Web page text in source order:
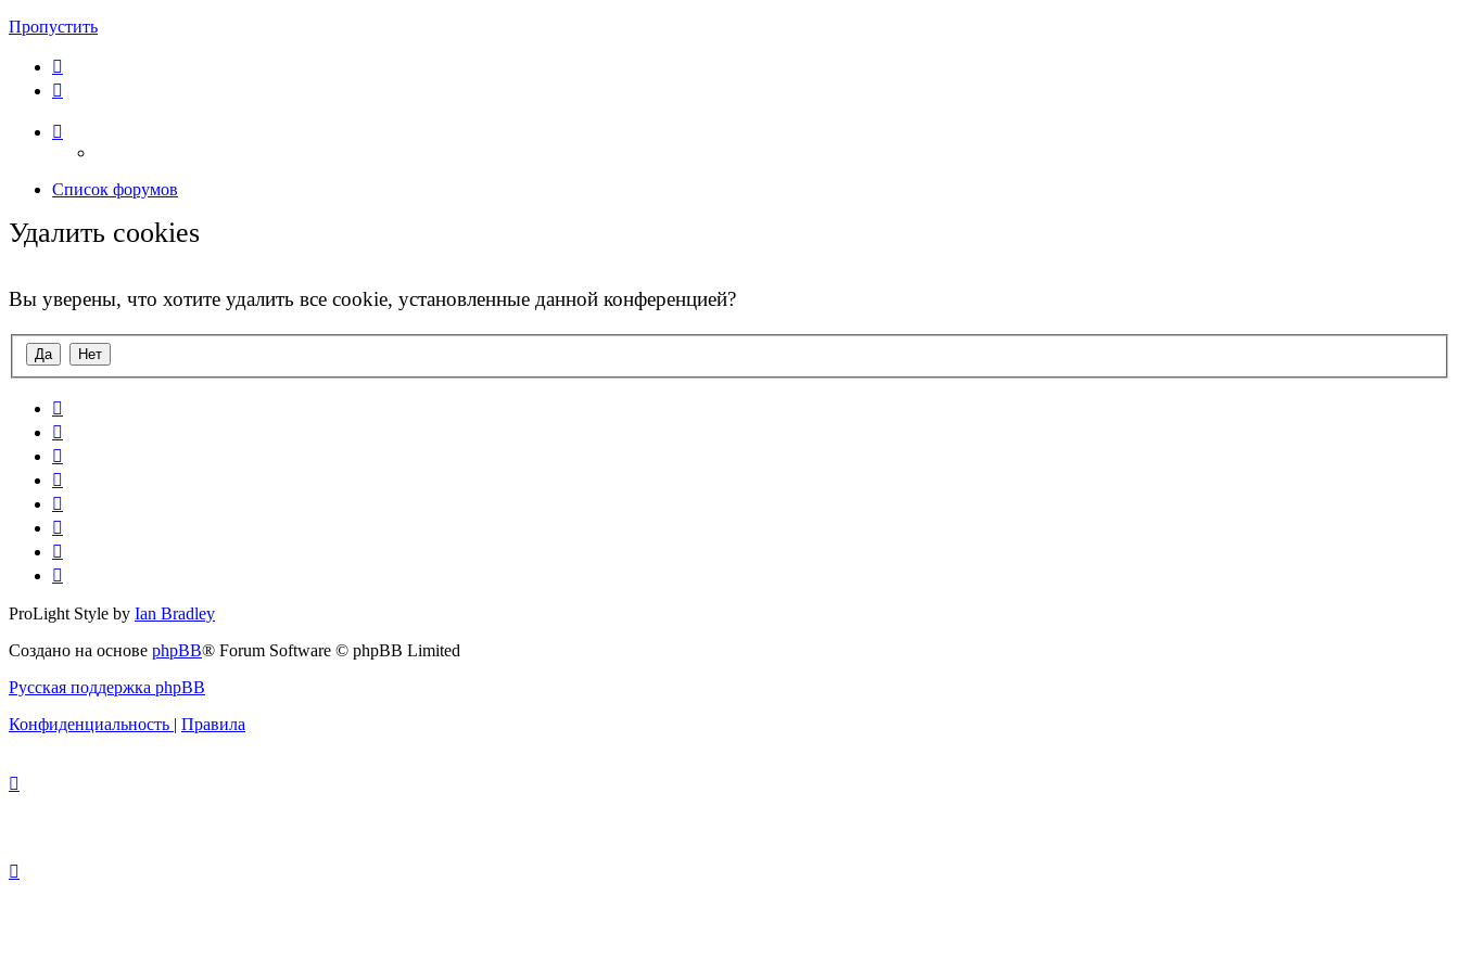
Пропустить
Список форумов
Удалить cookies
Вы уверены, что хотите удалить все cookie, установленные данной конференцией?
ProLight Style by Ian Bradley
Создано на основе phpBB® Forum Software © phpBB Limited
Русская поддержка phpBB
Конфиденциальность | Правила